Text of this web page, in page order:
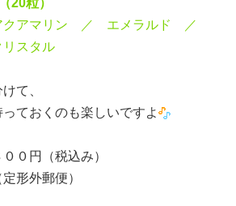
20粒）
アマリン ／ エメラルド ／
スタル
て、
ておくのも楽しいですよ
０円（税込み）
形外郵便）